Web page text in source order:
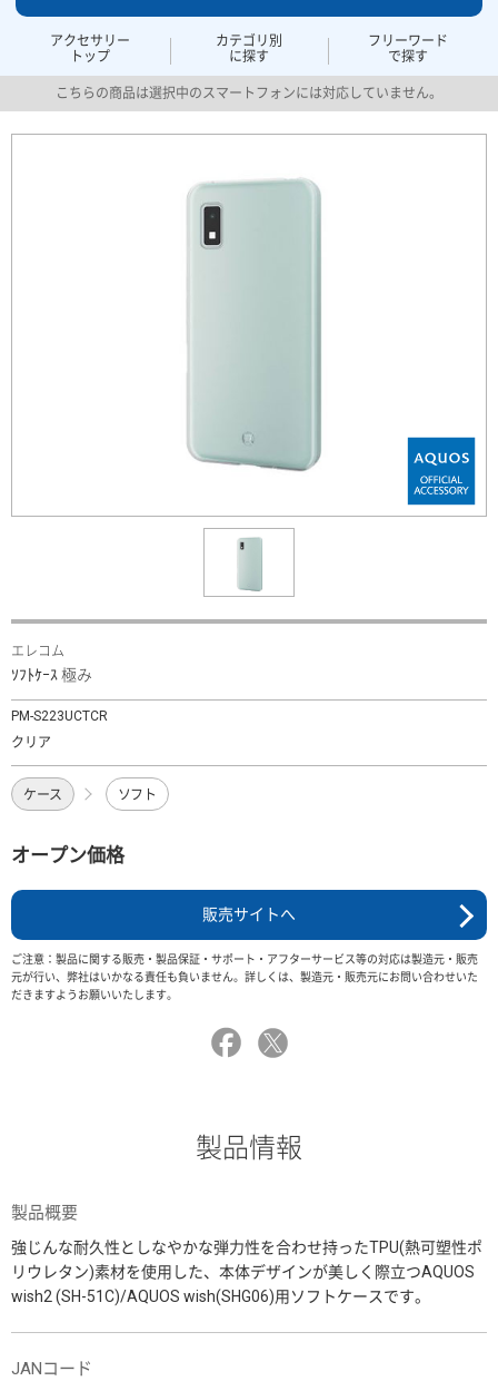
アクセサリー
トップ
カテゴリ別
に探す
フリーワード
で探す
こちらの商品は選択中のスマートフォンには対応していません。
エレコム
ｿﾌﾄｹｰｽ 極み
PM-S223UCTCR
クリア
ケース ソフト
オープン価格
販売サイトへ
ご注意：製品に関する販売・製品保証・サポート・アフターサービス等の対応は製造元・販売
元が行い、弊社はいかなる責任も負いません。詳しくは、製造元・販売元にお問い合わせいた
だきますようお願いいたします。
製品情報
製品概要
強じんな耐久性としなやかな弾力性を合わせ持ったTPU(熱可塑性ポ
リウレタン)素材を使用した、本体デザインが美しく際立つAQUOS
wish2 (SH-51C)/AQUOS wish(SHG06)用ソフトケースです。
JANコード